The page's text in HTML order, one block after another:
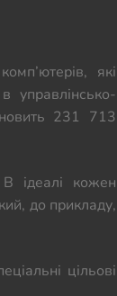
які
управлінсько-
231 713
ідеалі кожен
до прикладу,
цільові